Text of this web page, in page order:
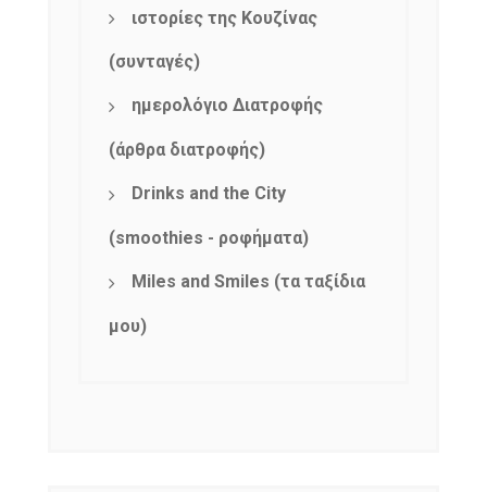
ιστορίες της Κουζίνας
(συνταγές)
ημερολόγιο Διατροφής
(άρθρα διατροφής)
Drinks and the City
(smoothies - ροφήματα)
Miles and Smiles (τα ταξίδια
μου)